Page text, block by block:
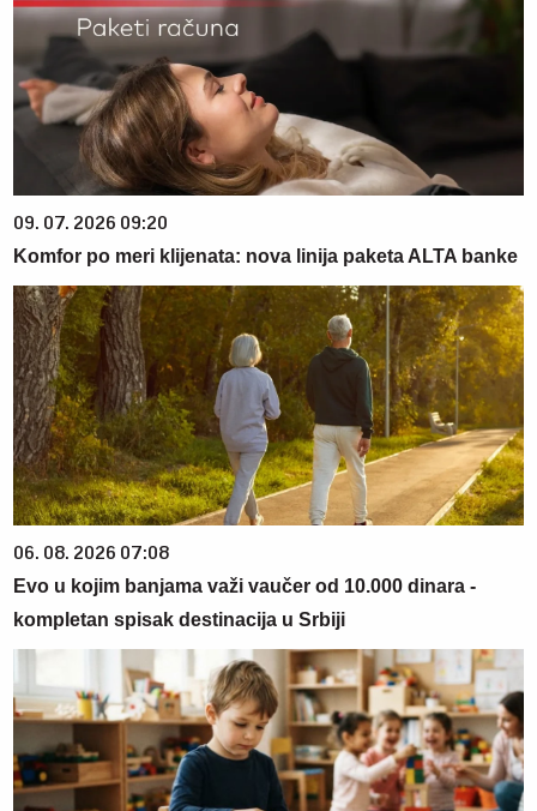
09. 07. 2026 09:20
Komfor po meri klijenata: nova linija paketa ALTA banke
06. 08. 2026 07:08
Evo u kojim banjama važi vaučer od 10.000 dinara -
kompletan spisak destinacija u Srbiji